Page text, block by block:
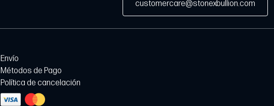
customercare@stonexbullion.com
Envío
Métodos de Pago
Política de cancelación